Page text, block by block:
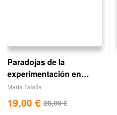
Paradojas de la
experimentación en
animales
Marta Tafalla
20,00€
19,00 €